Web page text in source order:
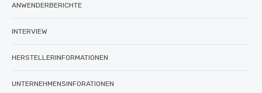
ANWENDERBERICHTE
INTERVIEW
HERSTELLERINFORMATIONEN
UNTERNEHMENSINFORATIONEN